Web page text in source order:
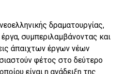
δραματουργίας,
συμπεριλαμβάνοντας και
άπαιχτων έργων νέων
φέτος στο δεύτερο
είναι η ανάδειξη της